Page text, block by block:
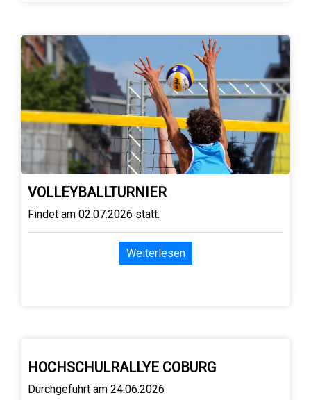
VOLLEYBALLTURNIER
Findet am 02.07.2026 statt.
Weiterlesen
HOCHSCHULRALLYE COBURG
Durchgeführt am 24.06.2026